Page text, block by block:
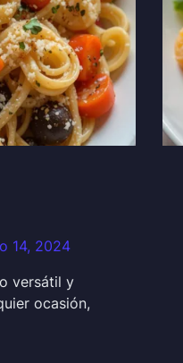
14, 2024
versátil y
ocasión,